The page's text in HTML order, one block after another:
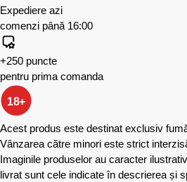
Expediere azi
comenzi până 16:00
+250 puncte
pentru prima comanda
18+
Acest produs este destinat exclusiv
Vânzarea către minori este strict
Imaginile produselor au caracter
livrat sunt cele indicate în descrierea și